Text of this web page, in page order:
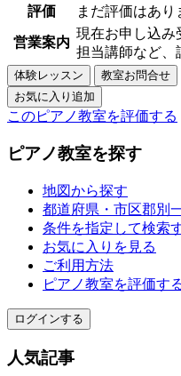
評価
まだ評価はあり
営業案内
現在お申し込み
担当講師など、
このピアノ教室を評価する
ピアノ教室を探す
地図から探す
都道府県・市区郡別
条件を指定して検索
お気に入りを見る
ご利用方法
ピアノ教室を評価す
ログインする
人気記事